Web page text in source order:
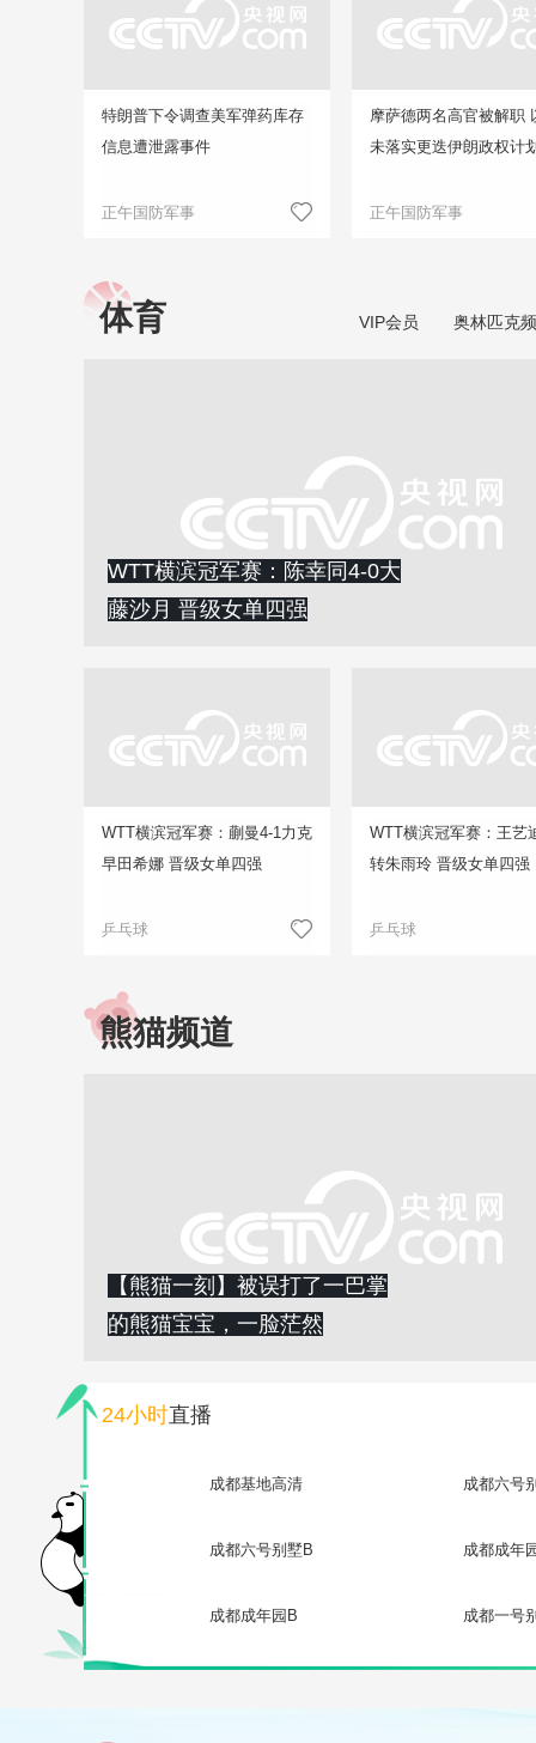
特朗普下令调查美军弹药库存
信息遭泄露事件
正午国防军事
摩萨德两名高官被解职
未落实更迭伊朗政权计
正午国防军事
体育 VIP会员 奥林匹克
WTT横滨冠军赛：陈幸同4-0大
藤沙月 晋级女单四强
WTT横滨冠军赛：蒯曼4-1力克
早田希娜 晋级女单四强
乒乓球
WTT横滨冠军赛：王艺
转朱雨玲 晋级女单四强
乒乓球
熊猫频道
【熊猫一刻】被误打了一巴掌
的熊猫宝宝，一脸茫然
24小时直播
成都基地高清 成都六号
成都六号别墅B 成都成年
成都成年园B 成都一号